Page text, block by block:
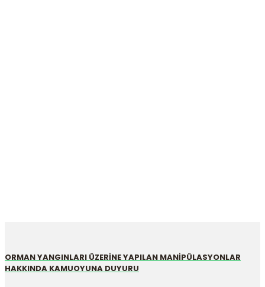
ORMAN YANGINLARI ÜZERİNE YAPILAN MANİPÜLASYONLAR
HAKKINDA KAMUOYUNA DUYURU